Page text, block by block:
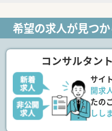
希望の求人が見つ
コンサルタン
サイ
開求
たの
しし